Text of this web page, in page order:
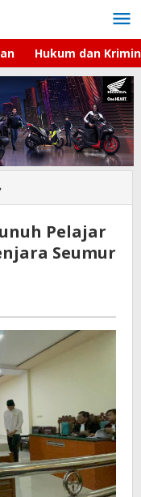
Hukum dan
Pemerkosa
Pembunuh
Pelajar
Hidup
Pelajar
Seumur